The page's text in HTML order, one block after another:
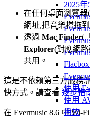
2025
使用
使用
播放
在任何桌面瀏覽器
網址,把音樂檔拖
透過 Mac Finder(
Explorer(對應網
共用。
這是不依賴第三方服務,
快方式。請查看 逐步指
在 Evermusic 8.6 中,Wi-